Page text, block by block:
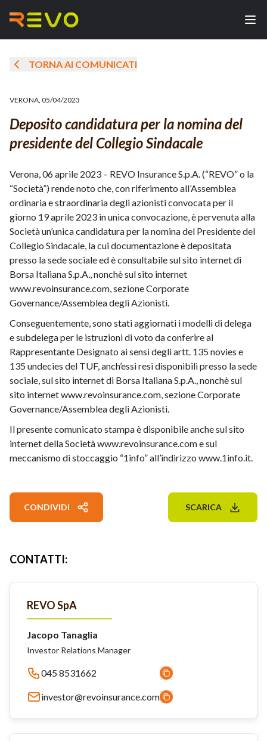
TORNA AI COMUNICATI
VERONA, 05/04/2023
Deposito candidatura per la nomina del
presidente del Collegio Sindacale
Verona, 06 aprile 2023 – REVO Insurance S.p.A. (“REVO” o la
“Società”) rende noto che, con riferimento all’Assemblea
ordinaria e straordinaria degli azionisti convocata per il
giorno 19 aprile 2023 in unica convocazione, è pervenuta alla
Società un’unica candidatura per la nomina del Presidente del
Collegio Sindacale, la cui documentazione è depositata
presso la sede sociale ed è consultabile sul sito internet di
Borsa Italiana S.p.A., nonchè sul sito internet
www.revoinsurance.com, sezione Corporate
Governance/Assemblea degli Azionisti.
Conseguentemente, sono stati aggiornati i modelli di delega
e subdelega per le istruzioni di voto da conferire al
Rappresentante Designato ai sensi degli artt. 135 novies e
135 undecies del TUF, anch’essi resi disponibili presso la sede
sociale, sul sito internet di Borsa Italiana S.p.A., nonchè sul
sito internet www.revoinsurance.com, sezione Corporate
Governance/Assemblea degli Azionisti.
Il presente comunicato stampa è disponibile anche sul sito
internet della Societàwww.revoinsurance.come sul
meccanismo di stoccaggio “1info” all’indirizzo www.1info.it.
CONDIVIDI SCARICA
CONTATTI:
REVO SpA
Jacopo Tanaglia
Investor Relations Manager
045 8531662
investor@revoinsurance.com